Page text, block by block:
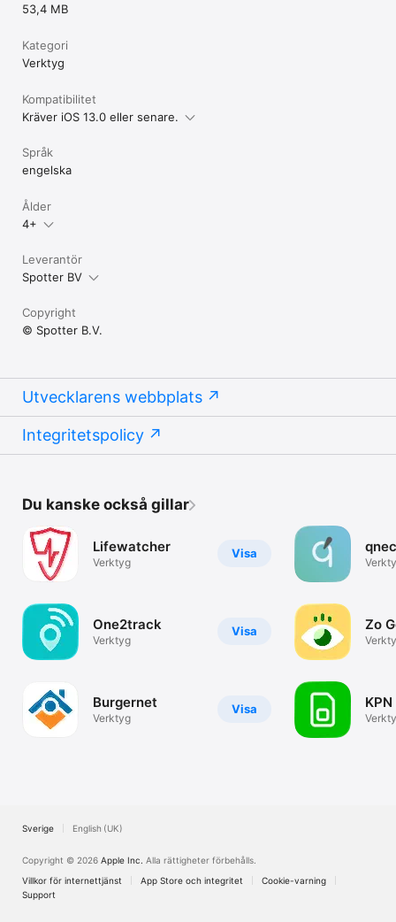
53,4 MB
Kategori
Verktyg
Kompatibilitet
Kräver iOS 13.0 eller senare.
Språk
engelska
Ålder
4+
Leverantör
Spotter BV
Copyright
© Spotter B.V.
Utvecklarens webbplats
Integritetspolicy
Du kanske också gillar
Visa
Lifewatcher
Verktyg
Visa
One2track
Verktyg
Visa
Burgernet
Verktyg
Zo
Sverige English (UK)
Copyright © 2026 Apple Inc. Alla rättigheter förbehålls.
Villkor för internettjänst
App Store och integritet
Cookie-varning
Support